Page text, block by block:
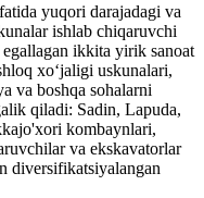
yuqori darajadagi va
ishlab chiqaruvchi
ikkita yirik sanoat
xoʻjaligi uskunalari,
va boshqa sohalarni
qiladi: Sadin, Lapuda,
kombaynlari,
va ekskavatorlar
diversifikatsiyalangan